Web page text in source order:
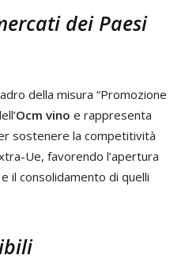
dei Paesi
della misura “Promozione
Ocm vino e rappresenta
sostenere la competitività
Ue, favorendo l’apertura
il consolidamento di quelli